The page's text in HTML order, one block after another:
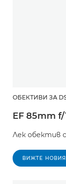
ОБЕКТИВИ ЗА
EF 85mm f/
Лек обектив
ВИЖТЕ